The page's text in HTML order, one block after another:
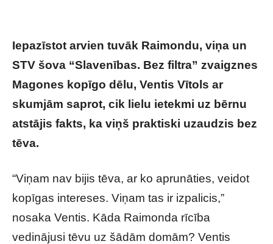
Iepazīstot arvien tuvāk Raimondu, viņa un
STV šova “Slavenības. Bez filtra” zvaigznes
Magones kopīgo dēlu, Ventis Vītols ar
skumjām saprot, cik lielu ietekmi uz bērnu
atstājis fakts, ka viņš praktiski uzaudzis bez
tēva.
“Viņam nav bijis tēva, ar ko aprunāties, veidot
kopīgas intereses. Viņam tas ir izpalicis,”
nosaka Ventis. Kāda Raimonda rīcība
vedinājusi tēvu uz šādām domām? Ventis